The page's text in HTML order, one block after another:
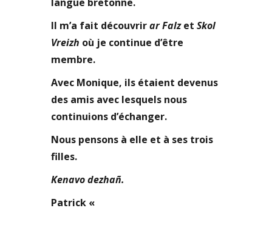
Il m’a fait découvrirar Falzet Skol
Vreizh où je continue d’être
membre.
Avec Monique, ils étaient devenus
des amis avec lesquels nous
continuions d’échanger.
Nous pensons à elle et à ses trois
filles.
Kenavo dezhañ.
Patrick «